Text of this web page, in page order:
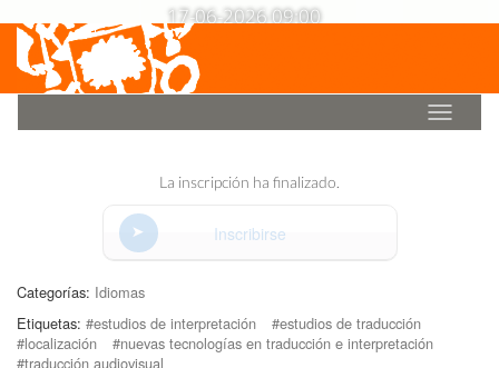
17-06-2026 09:00
Idioma
La inscripción ha finalizado.
Inscribirse
Categorías: Idiomas
Etiquetas: #estudios de interpretación
#estudios de traducción
#localización
#nuevas tecnologías en traducción e interpretación
#traducción audiovisual